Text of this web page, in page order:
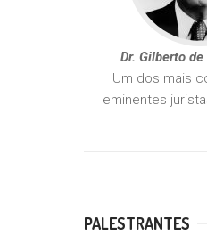
Dr. Gilberto
Um dos mais
eminentes
PALESTRANTES